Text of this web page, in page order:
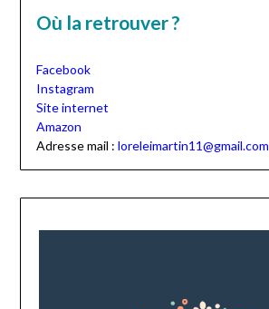
Où la retrouver ?
Facebook
Instagram
Site internet
Amazon
Adresse mail : loreleimartin11@gmail.com